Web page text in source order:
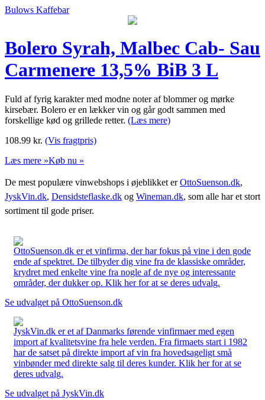
Bulows Kaffebar
Bolero Syrah, Malbec Cab- Sau
Carmenere 13,5% BiB 3 L
Fuld af fyrig karakter med modne noter af blommer og mørke
kirsebær. Bolero er en lækker vin og går godt sammen med
forskellige kød og grillede retter. (Læs mere)
108.99 kr. (Vis fragtpris)
Læs mere »Køb nu »
De mest populære vinwebshops i øjeblikket erOttoSuenson.dk,
JyskVin.dk, Densidsteflaske.dk og Wineman.dk, som alle har et stort
sortiment til gode priser.
OttoSuenson.dk er et vinfirma, der har fokus på vine i den gode
ende af spektret. De tilbyder dig vine fra de klassiske områder,
krydret med enkelte vine fra nogle af de nye og interessante
områder, der dukker op. Klik her for at se deres udvalg.
Se udvalget på OttoSuenson.dk
JyskVin.dk er et af Danmarks førende vinfirmaer med egen
import af kvalitetsvine fra hele verden. Fra firmaets start i 1982
har de satset på direkte import af vin fra hovedsageligt små
vinbønder med direkte salg til deres kunder. Klik her for at se
deres udvalg.
Se udvalget på JyskVin.dk